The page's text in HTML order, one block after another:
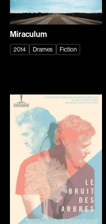
Beaudry Diane
Beaulieu Renée
Bédard Marcotte Sophie
Bélanger Fernand
Bergman Marta
Bernasconi Fulvio
Bernier Jean-Paul
Bertalan Attila
Bigras Jean-Yves
Binamé Charles
Biron Vincent
Bissett Roshell
Miraculum
2014 Drames Fiction